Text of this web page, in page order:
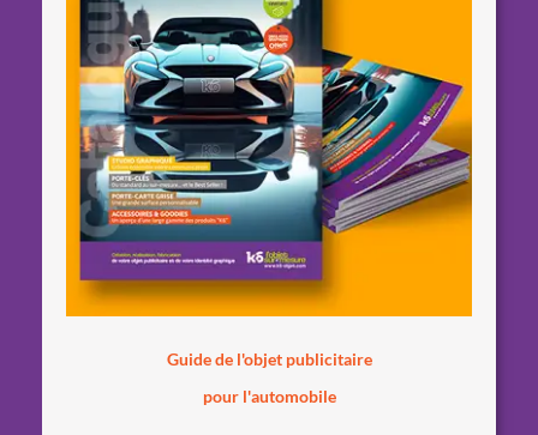
Guide de l'objet publicitaire
pour l'automobile